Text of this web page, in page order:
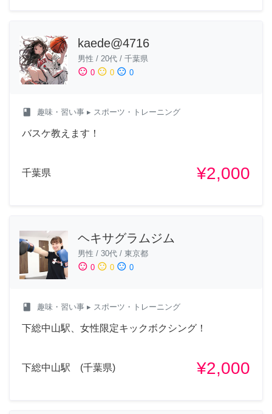
kaede@4716
男性 / 20代 / 千葉県
sentiment_satisfied 0 sentiment_neutral 0 sentiment_dissatisfied 0
class 趣味・習い事 ▸ スポーツ・トレーニング
バスケ教えます！
千葉県 ¥2,000
ヘキサグラムジム
男性 / 30代 / 東京都
sentiment_satisfied 0 sentiment_neutral 0 sentiment_dissatisfied 0
class 趣味・習い事 ▸ スポーツ・トレーニング
下総中山駅、女性限定キックボクシング！
下総中山駅 (千葉県) ¥2,000